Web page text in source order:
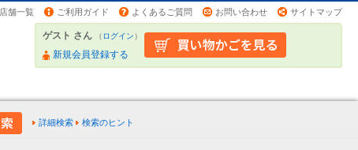
店舗一覧 ご利用ガイド よくあるご質問 お問い合わせ サイトマップ
ゲスト さん （ログイン）
新規会員登録する
詳細検索 検索のヒント